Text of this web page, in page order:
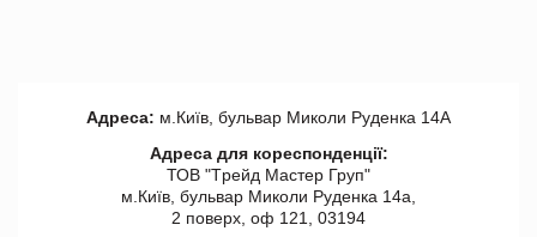
Адреса: м.Київ, бульвар Миколи Руденка 14А
Адреса для кореспонденції:
ТОВ "Tрейд Мастер Груп"
м.Київ, бульвар Миколи Руденка 14а,
2 поверх, оф 121, 03194